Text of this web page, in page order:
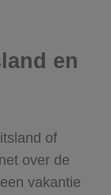
en
of
over de
vakantie